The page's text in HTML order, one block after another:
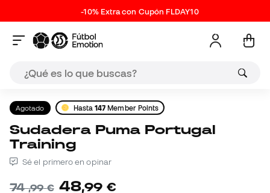
-10% Extra con Cupón FLDAY10
Agotado Hasta147 Member Points
Sudadera Puma Portugal
Training
Sé el primero en opinar
74,99 € 48,99 €